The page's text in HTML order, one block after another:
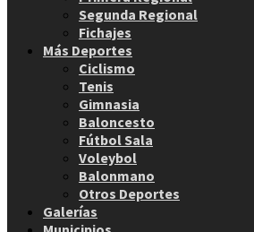
Segunda Regional
Fichajes
Más Deportes
Ciclismo
Tenis
Gimnasia
Baloncesto
Fútbol Sala
Voleybol
Balonmano
Otros Deportes
Galerías